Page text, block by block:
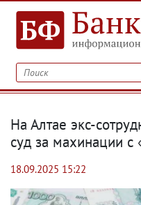
На Алтае экс-
суд за махинации с
18.09.2025 15:22